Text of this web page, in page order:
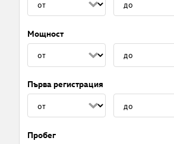
Мощност
Първа регистрация
Пробег